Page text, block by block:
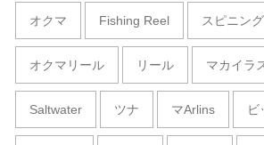
オクマ Fishing Reel スピニン
オクマリール リール マカイラ
Saltwater ツナ マarlins ビ